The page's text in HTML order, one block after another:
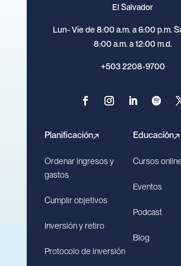
El Salvador
Lun- Vie de 8:00 a.m. a 6:00 p.m.
8:00 a.m. a 12:00 m.d.
+503 2208-9700
Planificación
Ordenar ingresos y
gastos
Cumplir objetivos
Inversión y retiro
Protocolo de inversión
Educación
Cursos online
Eventos
Podcast
Blog